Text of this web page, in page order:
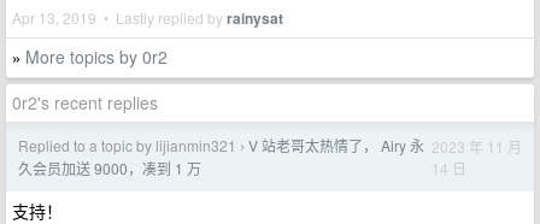
Apr 13, 2019 • Lastly replied byrainysat
» More topics by 0r2
0r2's recent replies
Replied to a topic by lijianmin321 › V 站老哥太热情了， Airy 永
久会员加送 9000，凑到 1 万
2023 年 11 月
14 日
支持！